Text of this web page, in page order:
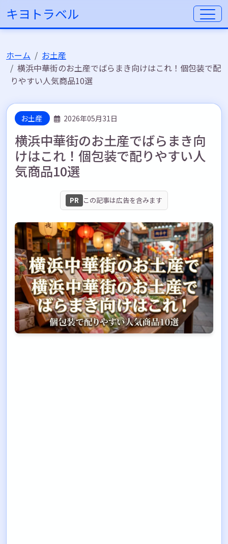
キヨトラベル
ホーム
お土産
横浜中華街のお土産でばらまき向けはこれ！個包装で配
りやすい人気商品10選
お土産 2026年05月31日
横浜中華街のお土産でばらまき向
けはこれ！個包装で配りやすい人
気商品10選
PR この記事は広告を含みます